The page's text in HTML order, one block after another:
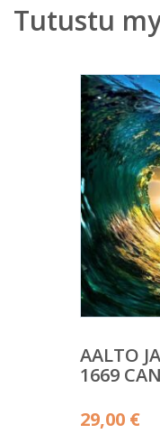
Tutustu
AALTO
1669
29,00 €